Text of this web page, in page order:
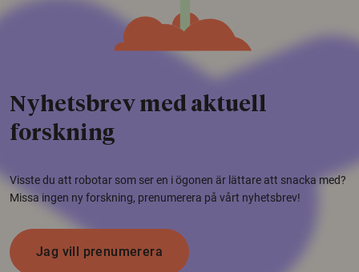
Nyhetsbrev med aktuell
forskning
Visste du att robotar som ser en i ögonen är lättare att snacka med?
Missa ingen ny forskning, prenumerera på vårt nyhetsbrev!
Jag vill prenumerera